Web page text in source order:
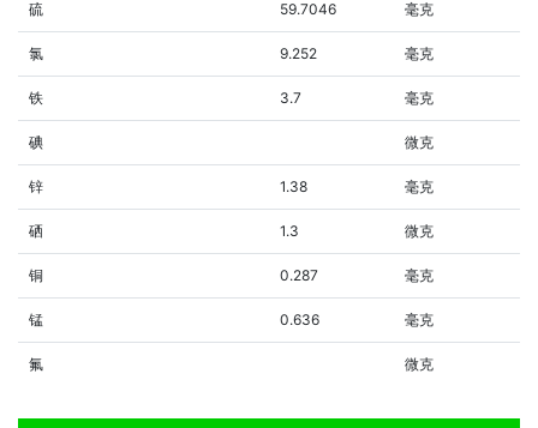
硫 59.7046 毫克
氯 9.252 毫克
铁 3.7 毫克
碘 微克
锌 1.38 毫克
硒 1.3 微克
铜 0.287 毫克
锰 0.636 毫克
氟 微克